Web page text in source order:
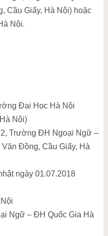
Cầu Giấy, Hà Nội) hoặc
Nội.
Đại Học Hà Nội
Nội)
Trường ĐH Ngoại Ngữ –
Đồng, Cầu Giấy, Hà
ngày 01.07.2018
Ngữ – ĐH Quốc Gia Hà